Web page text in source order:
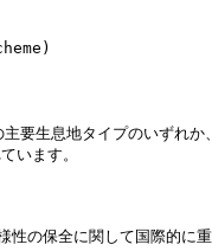
息地タイプのいずれか
ます。
の保全に関して国際的に